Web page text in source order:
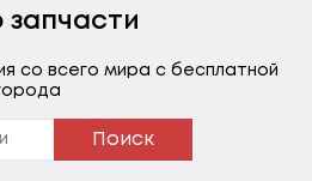
запчасти
со всего мира с бесплатной
Поиск